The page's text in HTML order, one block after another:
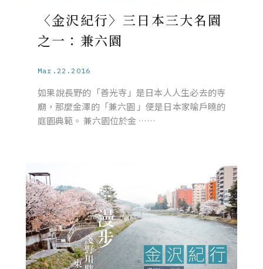
〈金沢紀行〉三日本三大名園
之一：兼六園
Mar.22.2016
如果說長野的「善光寺」是日本人人生必去的寺
廟，那麼金澤的「兼六園 」便是日本家喻戶曉的
庭園典範。 兼六園位於金 ……